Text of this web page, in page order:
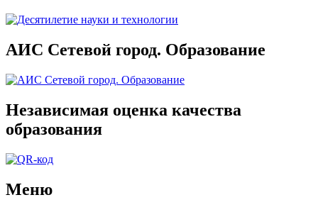
АИС Сетевой город. Образование
Независимая оценка качества
образования
Меню